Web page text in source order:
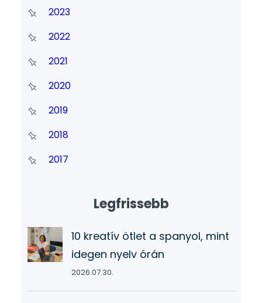
2023
2022
2021
2020
2019
2018
2017
Legfrissebb
10 kreatív ötlet a spanyol, mint
idegen nyelv órán
2026.07.30.